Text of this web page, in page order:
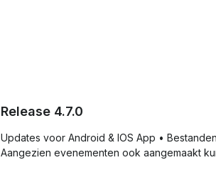
Release 4.7.0
Updates voor Android & IOS App •
Aangezien evenementen ook aangemaakt